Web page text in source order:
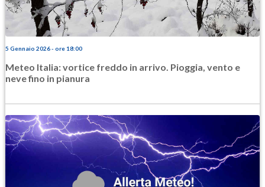
5 Gennaio 2026 - ore 18:00
Meteo Italia: vortice freddo in arrivo. Pioggia, vento e
neve fino in pianura